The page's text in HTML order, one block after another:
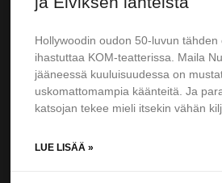
Hollywoodin oudon 50-luvun tähden
ihastuttaa KOM-teatterissa. Maila
jääneessä kuuluisuudessa on
uskomattomampia käänteitä. Ja
katsojan tekee mieli itsekin vähän
LUE LISÄÄ »